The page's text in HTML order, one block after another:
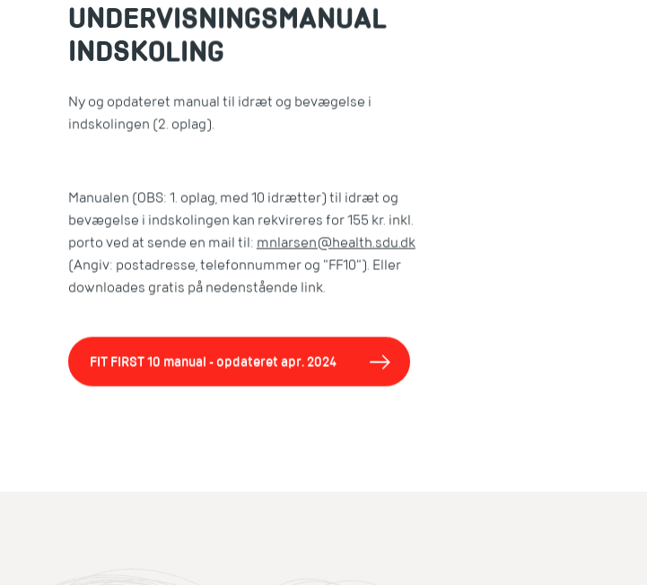
UNDERVISNINGSMANUAL
INDSKOLING
Ny og opdateret manual til idræt og bevægelse i
indskolingen (2. oplag).
Manualen (OBS: 1. oplag, med 10 idrætter) til idræt og
bevægelse i indskolingen kan rekvireres for 155 kr. inkl.
porto ved at sende en mail til:mnlarsen@health.sdu.dk
(Angiv: postadresse, telefonnummer og "FF10"). Eller
downloades gratis på nedenstående link.
FIT FIRST 10 manual - opdateret apr. 2024